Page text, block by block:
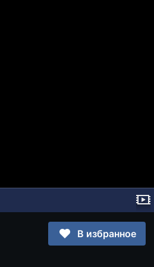
В избранное